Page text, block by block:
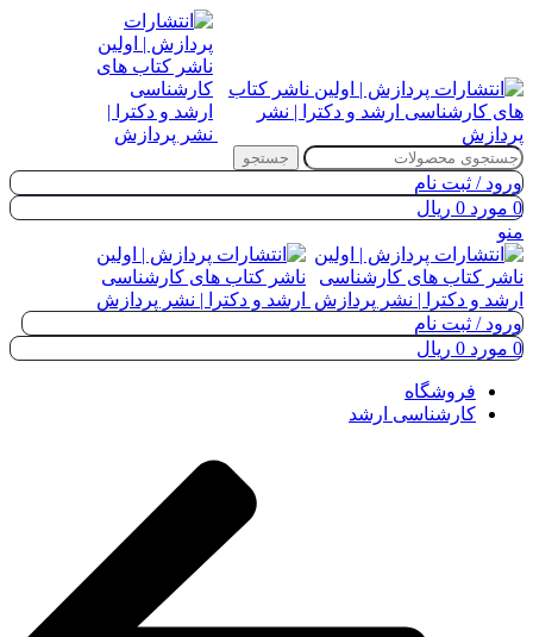
جستجو
ورود / ثبت نام
0 مورد 0 ریال
منو
ورود / ثبت نام
0 مورد 0 ریال
فروشگاه
کارشناسی ارشد